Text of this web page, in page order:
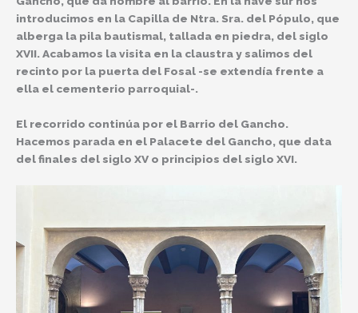
introducimos en la Capilla de Ntra. Sra. del Pópulo, que
alberga la pila bautismal, tallada en piedra, del siglo
XVII. Acabamos la visita en la claustra y salimos del
recinto por la puerta del Fosal -se extendía frente a
ella el cementerio parroquial-.
El recorrido continúa por el Barrio del Gancho.
Hacemos parada en el Palacete del Gancho, que data
del finales del siglo XV o principios del siglo XVI.